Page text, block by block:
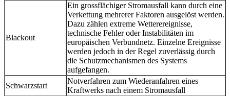
Blackout
Ein grossflächiger Stromausfall kann durch eine
Verkettung mehrerer Faktoren ausgelöst werden.
Dazu zählen extreme Wetterereignisse,
technische Fehler oder Instabilitäten im
europäischen Verbundnetz. Einzelne Ereignisse
werden jedoch in der Regel zuverlässig durch
die Schutzmechanismen des Systems
aufgefangen.
Schwarzstart
Notverfahren zum Wiederanfahren eines
Kraftwerks nach einem Stromausfall